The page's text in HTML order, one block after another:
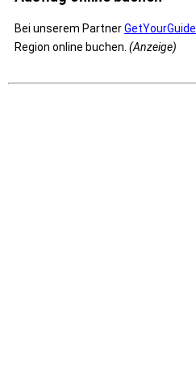
Bei unserem PartnerGetYourGuide
Region online buchen. (Anzeige)